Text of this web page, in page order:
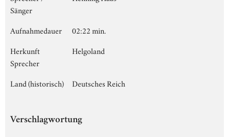
Sänger
Aufnahmedauer
02:22 min.
Herkunft
Sprecher
Helgoland
Land (historisch) Deutsches Reich
Verschlagwortung